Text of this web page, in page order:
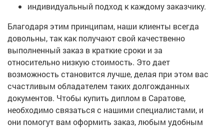
индивидуальный подход к каждому заказчику.
Благодаря этим принципам, наши клиенты всегда
довольны, так как получают свой качественно
выполненный заказ в краткие сроки и за
относительно низкую стоимость. Это дает
возможность становится лучше, делая при этом вас
счастливым обладателем таких долгожданных
документов. Чтобы купить диплом в Саратове,
необходимо связаться с нашими специалистами, и
они помогут вам оформить заказ, любым удобным